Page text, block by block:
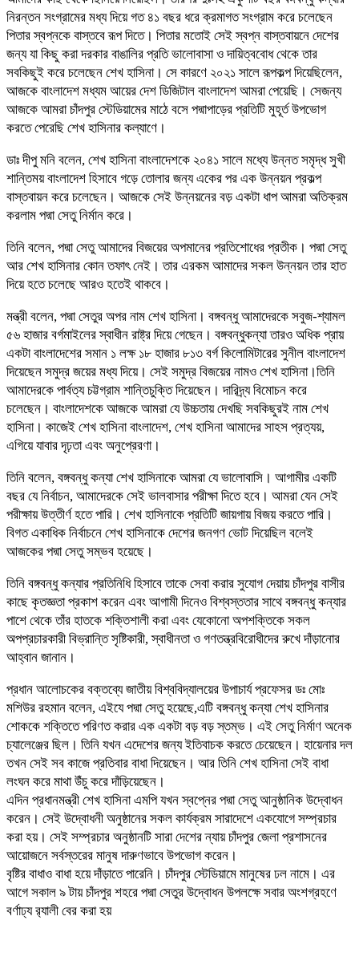
নিরন্তন সংগ্রামের মধ্য দিয়ে গত ৪১ বছর ধরে ক্রমাগত সংগ্রাম করে চলেছেন
পিতার স্বপ্নকে বাস্তবে রূপ দিতে। পিতার মতোই সেই স্বপ্ন বাস্তবায়নে দেশের
জন্য যা কিছু করা দরকার বাঙালির প্রতি ভালোবাসা ও দায়িত্ববোধ থেকে তার
সবকিছুই করে চলেছেন শেখ হাসিনা। সে কারণে ২০২১ সালে রূপকল্প দিয়েছিলেন,
আজকে বাংলাদেশ মধ্যম আয়ের দেশ ডিজিটাল বাংলাদেশ আমরা পেয়েছি। সেজন্য
আজকে আমরা চাঁদপুর স্টেডিয়ামের মাঠে বসে পদ্মাপাড়ের প্রতিটি মুহূর্ত উপভোগ
করতে পেরেছি শেখ হাসিনার কল্যাণে।
ডাঃ দীপু মনি বলেন, শেখ হাসিনা বাংলাদেশকে ২০৪১ সালে মধ্যে উন্নত সমৃদ্ধ সুখী
শান্তিময় বাংলাদেশ হিসাবে গড়ে তোলার জন্য একের পর এক উন্নয়ন প্রকল্প
বাস্তবায়ন করে চলেছেন। আজকে সেই উন্নয়নের বড় একটা ধাপ আমরা অতিক্রম
করলাম পদ্মা সেতু নির্মান করে।
তিনি বলেন, পদ্মা সেতু আমাদের বিজয়ের অপমানের প্রতিশোধের প্রতীক। পদ্মা সেতু
আর শেখ হাসিনার কোন তফাৎ নেই। তার এরকম আমাদের সকল উন্নয়ন তার হাত
দিয়ে হতে চলেছে আরও হতেই থাকবে।
মন্ত্রী বলেন, পদ্মা সেতুর অপর নাম শেখ হাসিনা। বঙ্গবন্ধু আমাদেরকে সবুজ-শ্যামল
৫৬ হাজার বর্গমাইলের স্বাধীন রাষ্ট্র দিয়ে গেছেন। বঙ্গবন্ধুকন্যা তারও অধিক প্রায়
একটা বাংলাদেশের সমান ১ লক্ষ ১৮ হাজার ৮১৩ বর্গ কিলোমিটারের সুনীল বাংলাদেশ
দিয়েছেন সমুদ্র জয়ের মধ্য দিয়ে। সেই সমুদ্র বিজয়ের নামও শেখ হাসিনা।তিনি
আমাদেরকে পার্বত্য চট্টগ্রাম শান্তিচুক্তি দিয়েছেন। দারিদ্র্য বিমোচন করে
চলেছেন। বাংলাদেশকে আজকে আমরা যে উচ্চতায় দেখছি সবকিছুরই নাম শেখ
হাসিনা। কাজেই শেখ হাসিনা বাংলাদেশ, শেখ হাসিনা আমাদের সাহস প্রত্যয়,
এগিয়ে যাবার দৃঢ়তা এবং অনুপ্রেরণা।
তিনি বলেন, বঙ্গবন্ধু কন্যা শেখ হাসিনাকে আমরা যে ভালোবাসি। আগামীর একটি
বছর যে নির্বাচন, আমাদেরকে সেই ভালবাসার পরীক্ষা দিতে হবে। আমরা যেন সেই
পরীক্ষায় উত্তীর্ণ হতে পারি। শেখ হাসিনাকে প্রতিটি জায়গায় বিজয় করতে পারি।
বিগত একাধিক নির্বাচনে শেখ হাসিনাকে দেশের জনগণ ভোট দিয়েছিল বলেই
আজকের পদ্মা সেতু সম্ভব হয়েছে।
তিনি বঙ্গবন্ধু কন্যার প্রতিনিধি হিসাবে তাকে সেবা করার সুযোগ দেয়ায় চাঁদপুর বাসীর
কাছে কৃতজ্ঞতা প্রকাশ করেন এবং আগামী দিনেও বিশ্বস্ততার সাথে বঙ্গবন্ধু কন্যার
পাশে থেকে তাঁর হাতকে শক্তিশালী করা এবং যেকোনো অপশক্তিকে সকল
অপপ্রচারকারী বিভ্রান্তি সৃষ্টিকারী, স্বাধীনতা ও গণতন্ত্রবিরোধীদের রুখে দাঁড়ানোর
আহ্বান জানান।
প্রধান আলোচকের বক্তব্যে জাতীয় বিশ্ববিদ্যালয়ের উপাচার্য প্রফেসর ডঃ মোঃ
মশিউর রহমান বলেন, এইযে পদ্মা সেতু হয়েছে,এটি বঙ্গবন্ধু কন্যা শেখ হাসিনার
শোককে শক্তিতে পরিণত করার এক একটা বড় বড় স্তম্ভ। এই সেতু নির্মাণ অনেক
চ্যালেঞ্জের ছিল। তিনি যখন এদেশের জন্য ইতিবাচক করতে চেয়েছেন। হায়েনার দল
তখন সেই সব কাজে প্রতিবার বাধা দিয়েছেন। আর তিনি শেখ হাসিনা সেই বাধা
লংঘন করে মাথা উঁচু করে দাঁড়িয়েছেন।
এদিন প্রধানমন্ত্রী শেখ হাসিনা এমপি যখন স্বপ্নের পদ্মা সেতু আনুষ্ঠানিক উদ্বোধন
করেন। সেই উদ্বোধনী অনুষ্ঠানের সকল কার্যক্রম সারাদেশে একযোগে সম্প্রচার
করা হয়। সেই সম্প্রচার অনুষ্ঠানটি সারা দেশের ন্যায় চাঁদপুর জেলা প্রশাসনের
আয়োজনে সর্বস্তরের মানুষ দারুণভাবে উপভোগ করেন।
বৃষ্টির বাধাও বাধা হয়ে দাঁড়াতে পারেনি। চাঁদপুর স্টেডিয়ামে মানুষের ঢল নামে। এর
আগে সকাল ৯ টায় চাঁদপুর শহরে পদ্মা সেতুর উদ্বোধন উপলক্ষে সবার অংশগ্রহণে
বর্ণাঢ্য র‍্যালী বের করা হয়